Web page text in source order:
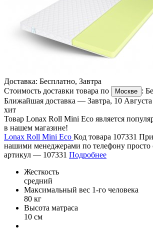
Доставка: Бесплатно, Завтра
Стоимость доставки товара по
Москве :
Ближайшая доставка — Завтра, 10 Августа
хит
Товар Lonax Roll Mini Eco является
в нашем магазине!
Lonax Roll Mini Eco Код товара 107331
нашими менеджерами по телефону просто
артикул — 107331 Подробнее
Жесткость
средний
Максимальный вес 1-го человека
80 кг
Высота матраса
10 см